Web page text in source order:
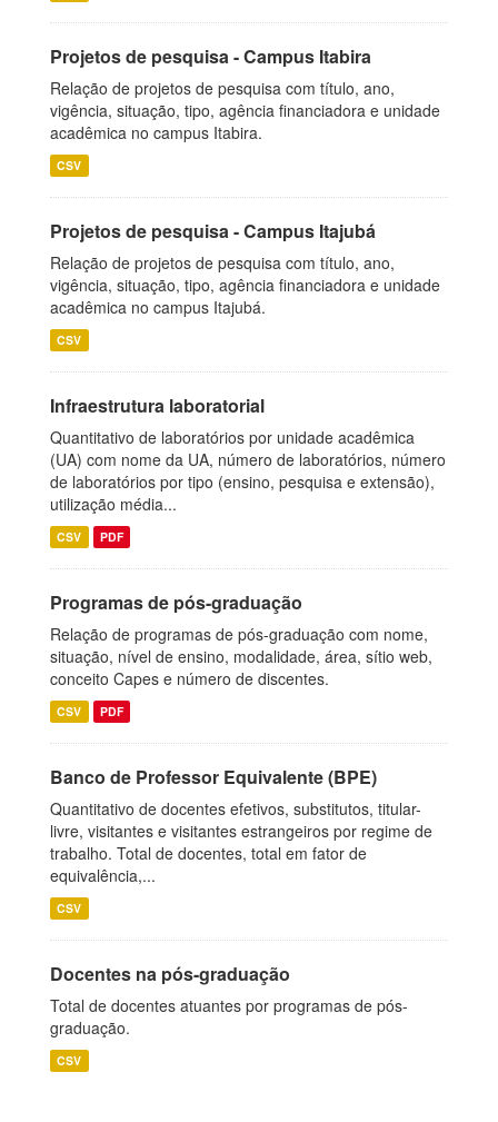
Projetos de pesquisa - Campus Itabira
Relação de projetos de pesquisa com título, ano,
vigência, situação, tipo, agência financiadora e unidade
acadêmica no campus Itabira.
CSV
Projetos de pesquisa - Campus Itajubá
Relação de projetos de pesquisa com título, ano,
vigência, situação, tipo, agência financiadora e unidade
acadêmica no campus Itajubá.
CSV
Infraestrutura laboratorial
Quantitativo de laboratórios por unidade acadêmica
(UA) com nome da UA, número de laboratórios, número
de laboratórios por tipo (ensino, pesquisa e extensão),
utilização média...
CSV PDF
Programas de pós-graduação
Relação de programas de pós-graduação com nome,
situação, nível de ensino, modalidade, área, sítio web,
conceito Capes e número de discentes.
CSV PDF
Banco de Professor Equivalente (BPE)
Quantitativo de docentes efetivos, substitutos, titular-
livre, visitantes e visitantes estrangeiros por regime de
trabalho. Total de docentes, total em fator de
equivalência,...
CSV
Docentes na pós-graduação
Total de docentes atuantes por programas de pós-
graduação.
CSV